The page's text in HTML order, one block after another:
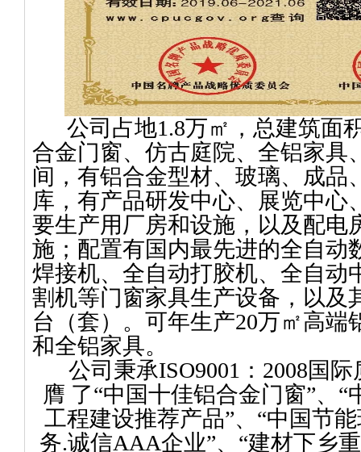
公司占地1.8万㎡，总建筑面
合金门窗、仿古庭院、全铝家具
间，有铝合金型材、玻璃、成品
库，有产品研发中心、展览中心
要生产用厂房和设施，以及配电
施；配置有国内最先进的全自动
焊接机、全自动打胶机、全自动
割机等门窗家具生产设备，以及
台（套）。可年生产20万㎡高端
和全铝家具。
公司秉承ISO9001：2008国
膺 了“中国十佳铝合金门窗”、“
工程建设推荐产品”、“中国节
务.诚信AAA企业”、“建材下乡